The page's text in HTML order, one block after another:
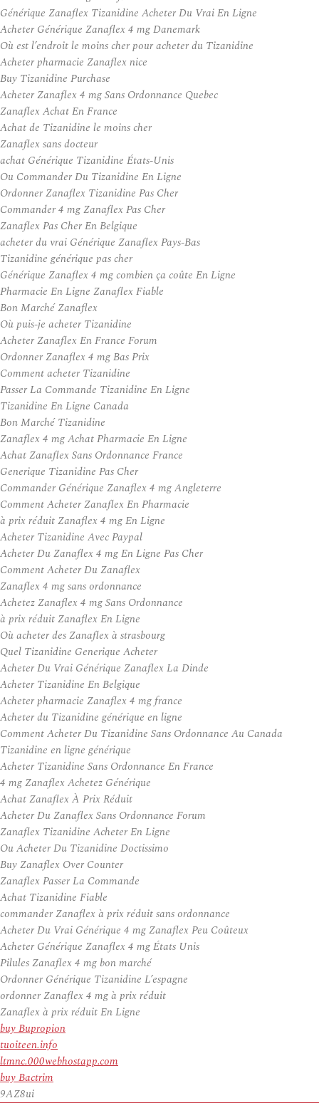
Générique Zanaflex Tizanidine Acheter Du Vrai En Ligne
Acheter Générique Zanaflex 4 mg Danemark
Où est l’endroit le moins cher pour acheter du Tizanidine
Acheter pharmacie Zanaflex nice
Buy Tizanidine Purchase
Acheter Zanaflex 4 mg Sans Ordonnance Quebec
Zanaflex Achat En France
Achat de Tizanidine le moins cher
Zanaflex sans docteur
achat Générique Tizanidine États-Unis
Ou Commander Du Tizanidine En Ligne
Ordonner Zanaflex Tizanidine Pas Cher
Commander 4 mg Zanaflex Pas Cher
Zanaflex Pas Cher En Belgique
acheter du vrai Générique Zanaflex Pays-Bas
Tizanidine générique pas cher
Générique Zanaflex 4 mg combien ça coûte En Ligne
Pharmacie En Ligne Zanaflex Fiable
Bon Marché Zanaflex
Où puis-je acheter Tizanidine
Acheter Zanaflex En France Forum
Ordonner Zanaflex 4 mg Bas Prix
Comment acheter Tizanidine
Passer La Commande Tizanidine En Ligne
Tizanidine En Ligne Canada
Bon Marché Tizanidine
Zanaflex 4 mg Achat Pharmacie En Ligne
Achat Zanaflex Sans Ordonnance France
Generique Tizanidine Pas Cher
Commander Générique Zanaflex 4 mg Angleterre
Comment Acheter Zanaflex En Pharmacie
à prix réduit Zanaflex 4 mg En Ligne
Acheter Tizanidine Avec Paypal
Acheter Du Zanaflex 4 mg En Ligne Pas Cher
Comment Acheter Du Zanaflex
Zanaflex 4 mg sans ordonnance
Achetez Zanaflex 4 mg Sans Ordonnance
à prix réduit Zanaflex En Ligne
Où acheter des Zanaflex à strasbourg
Quel Tizanidine Generique Acheter
Acheter Du Vrai Générique Zanaflex La Dinde
Acheter Tizanidine En Belgique
Acheter pharmacie Zanaflex 4 mg france
Acheter du Tizanidine générique en ligne
Comment Acheter Du Tizanidine Sans Ordonnance Au Canada
Tizanidine en ligne générique
Acheter Tizanidine Sans Ordonnance En France
4 mg Zanaflex Achetez Générique
Achat Zanaflex À Prix Réduit
Acheter Du Zanaflex Sans Ordonnance Forum
Zanaflex Tizanidine Acheter En Ligne
Ou Acheter Du Tizanidine Doctissimo
Buy Zanaflex Over Counter
Zanaflex Passer La Commande
Achat Tizanidine Fiable
commander Zanaflex à prix réduit sans ordonnance
Acheter Du Vrai Générique 4 mg Zanaflex Peu Coûteux
Acheter Générique Zanaflex 4 mg États Unis
Pilules Zanaflex 4 mg bon marché
Ordonner Générique Tizanidine L’espagne
ordonner Zanaflex 4 mg à prix réduit
Zanaflex à prix réduit En Ligne
buy Bupropion
tuoiteen.info
ltmnc.000webhostapp.com
buy Bactrim
9AZ8ui